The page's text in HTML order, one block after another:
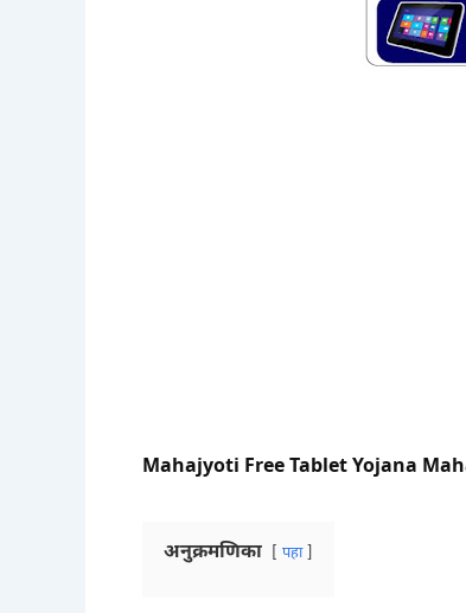
Mahajyoti Free Tablet Yojana
अनुक्रमणिका पहा